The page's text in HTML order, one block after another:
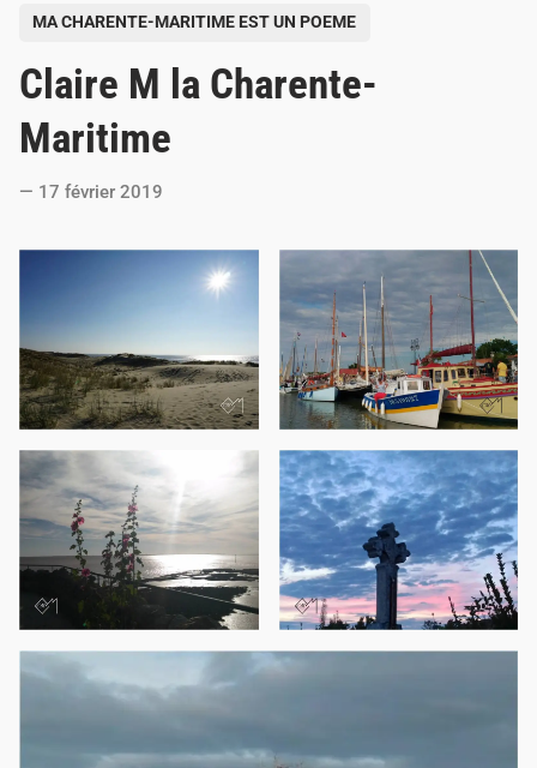
s
t
e
d
n
MA CHARENTE-MARITIME EST UN POEME
Claire M la Charente-
Maritime
17 février 2019